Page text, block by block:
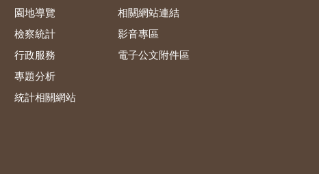
園地導覽
檢察統計
行政服務
專題分析
統計相關網站
相關網站連結
影音專區
電子公文附件區